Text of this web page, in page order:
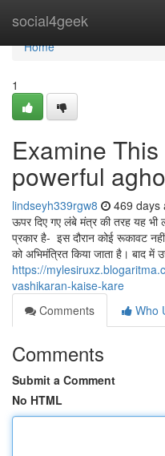
social4geek
Home
Home
1
Examine
powerful
lindseyh339rgw8 469 days
ऊपर दिए गए लंबे मंत्र की तरह यह
प्रकार है- इस दौरान कोई रूकावट
को अभिमंत्रित किया जाता है। बाद में
https://
vashikaran-kaise-kare
Comments
Who
Comments
Submit a Comment
No HTML